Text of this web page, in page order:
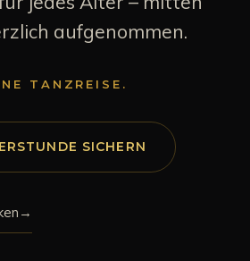
aufgenommen.
TANZREISE.
SICHERN
→